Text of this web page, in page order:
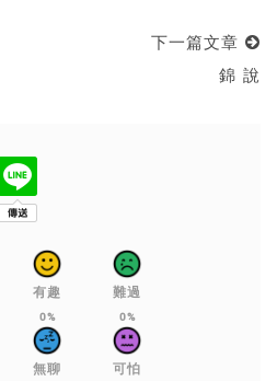
下一篇文章
錦 說
有趣
0%
難過
0%
無聊 可怕